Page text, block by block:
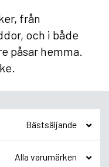
från
och i både
påsar hemma.